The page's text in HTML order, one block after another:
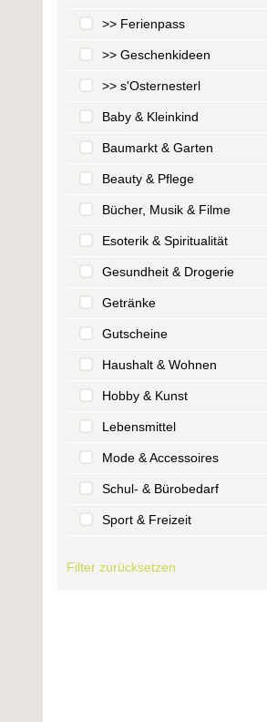
>> Ferienpass
>> Geschenkideen
>> s'Osternesterl
Baby & Kleinkind
Baumarkt & Garten
Beauty & Pflege
Bücher, Musik & Filme
Esoterik & Spiritualität
Gesundheit & Drogerie
Getränke
Gutscheine
Haushalt & Wohnen
Hobby & Kunst
Lebensmittel
Mode & Accessoires
Schul- & Bürobedarf
Sport & Freizeit
Filter zurücksetzen